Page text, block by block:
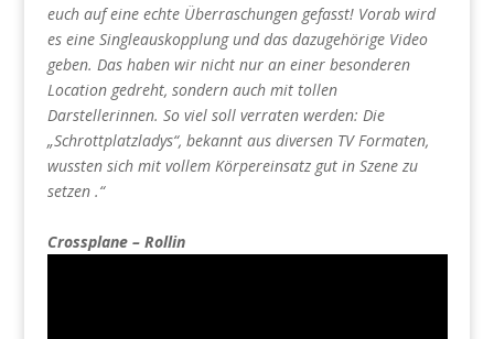
euch auf eine echte Überraschungen gefasst! Vorab wird
es eine Singleauskopplung und das dazugehörige Video
geben. Das haben wir nicht nur an einer besonderen
Location gedreht, sondern auch mit tollen
Darstellerinnen. So viel soll verraten werden: Die
„Schrottplatzladys“, bekannt aus diversen TV Formaten,
wussten sich mit vollem Körpereinsatz gut in Szene zu
setzen .“
Crossplane – Rollin